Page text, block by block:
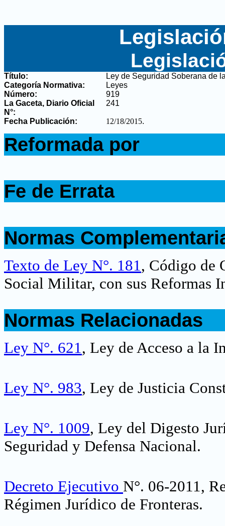
Título:
Ley de Seguridad Soberana de
Categoría Normativa:
Leyes
Número:
919
La Gaceta, Diario Oficial
N°:
241
Fecha Publicación: 12/18/2015.
Reformada por
Fe de Errata
Normas
Texto de Ley N°. 181, Código de
Social Militar, con sus Reformas
Normas Relacionadas
Ley N°. 621, Ley de Acceso a la
Ley N°. 983, Ley de Justicia
Ley N°. 1009, Ley del Digesto
Seguridad y Defensa Nacional.
Decreto Ejecutivo N°. 06-2011,
Régimen Jurídico de Fronteras.